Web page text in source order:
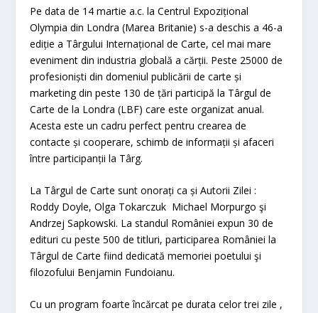
Pe data de 14 martie a.c. la Centrul Expozițional
Olympia din Londra (Marea Britanie) s-a deschis a 46-a
ediție a Târgului Internațional de Carte, cel mai mare
eveniment din industria globală a cărții. Peste 25000 de
profesioniști din domeniul publicării de carte și
marketing din peste 130 de țări participă la Târgul de
Carte de la Londra (LBF) care este organizat anual.
Acesta este un cadru perfect pentru crearea de
contacte și cooperare, schimb de informații și afaceri
între participanții la Târg.
La Târgul de Carte sunt onorați ca și Autorii Zilei :
Roddy Doyle, Olga Tokarczuk Michael Morpurgo şi
Andrzej Sapkowski. La standul României expun 30 de
edituri cu peste 500 de titluri, participarea României la
Târgul de Carte fiind dedicată memoriei poetului şi
filozofului Benjamin Fundoianu.
Cu un program foarte încărcat pe durata celor trei zile ,